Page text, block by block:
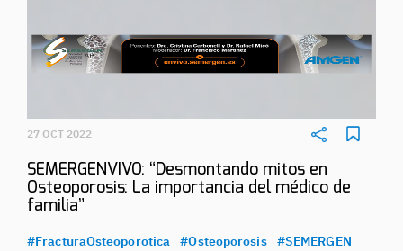
27 OCT 2022
SEMERGENVIVO: “Desmontando mitos en
Osteoporosis: La importancia del médico de
familia”
#FracturaOsteoporotica #Osteoporosis
#SEMERGEN